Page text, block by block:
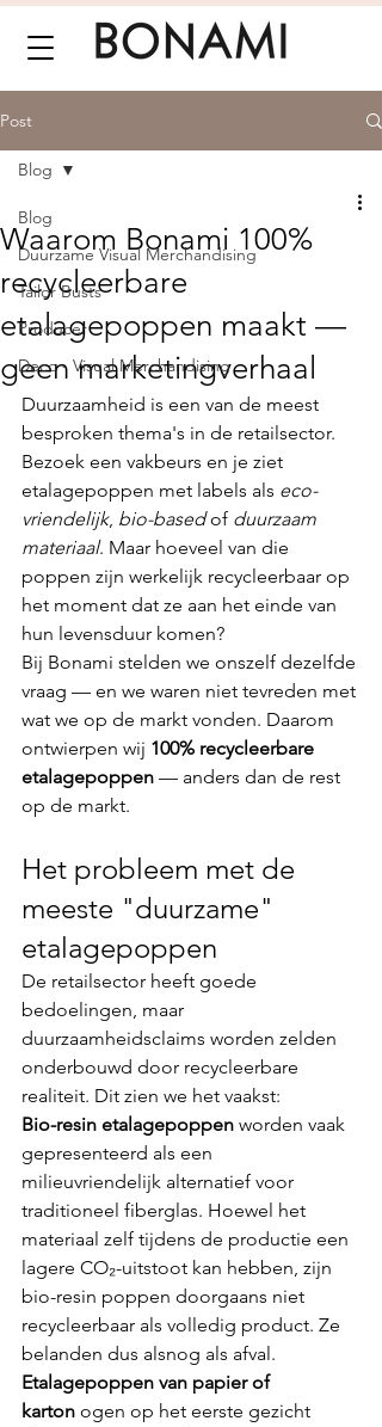
Post
Blog
Duurzame Visual Merchandising
Tailor Busts
Producer
Deco - Visual Merchandising
Blog
Waarom Bonami 100%
recycleerbare
etalagepoppen maakt —
geen marketingverhaal
Duurzaamheid is een van de meest
besproken thema's in de retailsector.
Bezoek een vakbeurs en je ziet
etalagepoppen met labels als eco-
vriendelijk, bio-based of duurzaam
materiaal. Maar hoeveel van die
poppen zijn werkelijk recycleerbaar op
het moment dat ze aan het einde van
hun levensduur komen?
Bij Bonami stelden we onszelf dezelfde
vraag — en we waren niet tevreden met
wat we op de markt vonden. Daarom
ontwierpen wij 100% recycleerbare
etalagepoppen — anders dan de rest
op de markt.
Het probleem met de
meeste "duurzame"
etalagepoppen
De retailsector heeft goede
bedoelingen, maar
duurzaamheidsclaims worden zelden
onderbouwd door recycleerbare
realiteit. Dit zien we het vaakst:
Bio-resin etalagepoppen worden vaak
gepresenteerd als een
milieuvriendelijk alternatief voor
traditioneel fiberglas. Hoewel het
materiaal zelf tijdens de productie een
lagere CO₂-uitstoot kan hebben, zijn
bio-resin poppen doorgaans niet
recycleerbaar als volledig product. Ze
belanden dus alsnog als afval.
Etalagepoppen van papier of
karton ogen op het eerste gezicht